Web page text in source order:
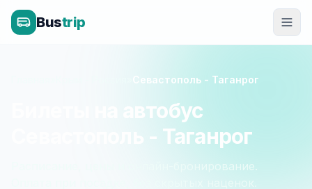
Bustrip
Севастополь - Таганрог
Билеты на автобус
Севастополь - Таганрог
Расписание, цены и онлайн-бронирование.
Оплата при посадке, без скрытых наценок.